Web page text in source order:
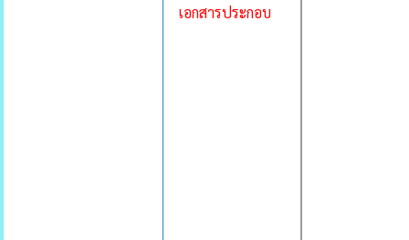
เอกสารประกอบ